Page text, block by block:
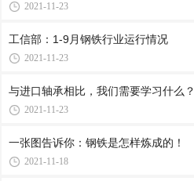
2021-11-23
工信部：1-9月钢铁行业运行情况
2021-11-23
与进口轴承相比，我们需要学习什么？
2021-11-23
一张图告诉你：钢铁是怎样炼成的！
2021-11-18